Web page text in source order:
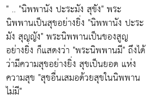
" .. "นิพพานัง ปะระมัง สุขัง"พระ
นิพพานเป็นสุขอย่างยิ่ง "นิพพานัง ปะระ
มัง สุญญัง"พระนิพพานเป็นของสูญ
อย่างยิ่ง ก็แสดงว่า "พระนิพพานมี"ถึงได้
ว่ามีความสุขอย่างยิ่ง สุขเป็นยอด แห่ง
ความสุข "สุขอื่นเสมอด้วยสุขในนิพพาน
ไม่มี"